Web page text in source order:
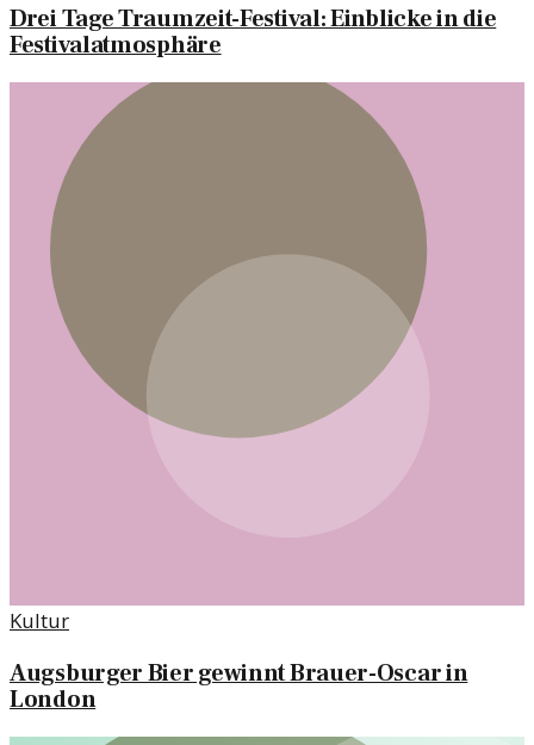
Drei Tage Traumzeit-Festival: Einblicke in die
Festivalatmosphäre
Kultur
Augsburger Bier gewinnt Brauer-Oscar in
London